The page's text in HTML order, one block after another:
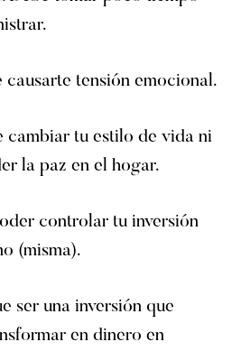
causarte tensión emocional.
cambiar tu estilo de vida ni
la paz en el hogar.
controlar tu inversión
(misma).
ser una inversión que
en dinero en